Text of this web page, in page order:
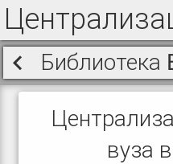
Библиотека
вуза